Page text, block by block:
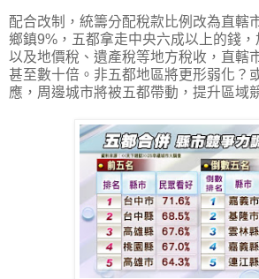
配合改制，統籌分配稅款比例改為直轄
鄉鎮9%，五都拿走中央六成以上的錢，
以及地價稅、遺產稅等地方稅收，直轄
甚至數十倍。非五都地區將更形弱化？
應，周邊城市將被五都帶動，提升區域